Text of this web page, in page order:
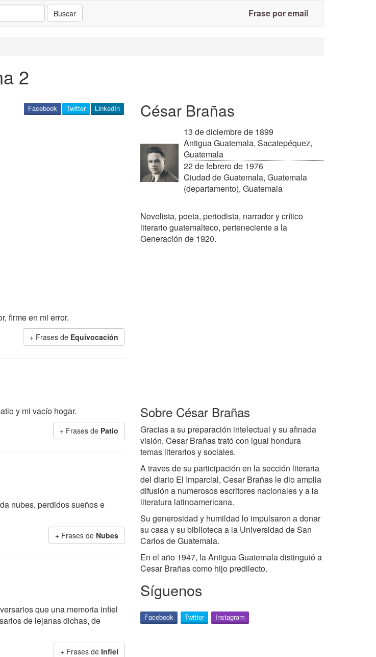
Buscar Frase por email
2
LinkedIn
Twitter
Facebook
firme en mi error.
+ Frases de Equivocación
y mi vacío hogar.
+ Frases de Patio
nubes, perdidos sueños e
+ Frases de Nubes
que una memoria infiel
de lejanas dichas, de
+ Frases de Infiel
César Brañas
13 de diciembre de 1899
Antigua Guatemala, Sacatepéquez,
Guatemala
22 de febrero de 1976
Ciudad de Guatemala, Guatemala
(departamento), Guatemala
Novelista, poeta, periodista, narrador y crítico
literario guatemalteco, perteneciente a la
Generación de 1920.
Sobre César Brañas
Gracias a su preparación intelectual y su afinada
visión, Cesar Brañas trató con igual hondura
temas literarios y sociales.
A traves de su participación en la sección literaria
del diario El Imparcial, Cesar Brañas le dio amplia
difusión a numerosos escritores nacionales y a la
literatura latinoamericana.
Su generosidad y humildad lo impulsaron a donar
su casa y su biblioteca a la Universidad de San
Carlos de Guatemala.
En el año 1947, la Antigua Guatemala distinguió a
Cesar Brañas como hijo predilecto.
Síguenos
Facebook Twitter Instagram